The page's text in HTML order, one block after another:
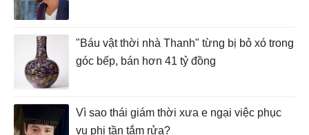
"Báu vật thời nhà Thanh" từng bị bỏ xó trong
góc bếp, bán hơn 41 tỷ đồng
Vì sao thái giám thời xưa e ngại việc phục
vụ phi tần tắm rửa?